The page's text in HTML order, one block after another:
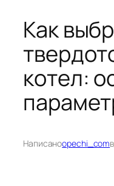
Как
котел:
Написаноopechi_comв